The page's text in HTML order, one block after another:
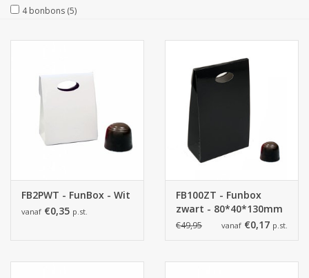
4 bonbons (5)
FB2PWT - FunBox - Wit
vanaf €0,35 p.st.
FB100ZT - Funbox
zwart - 80*40*130mm
- 150 stuks
€49,95 vanaf €0,17 p.st.